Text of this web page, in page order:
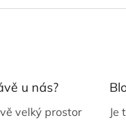
u nás?
velký prostor
Je